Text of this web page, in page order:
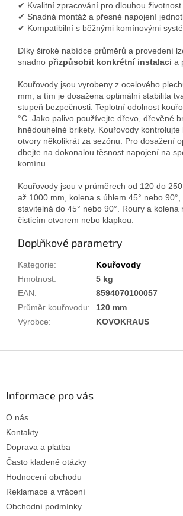
✔ Kvalitní zpracování pro dlouhou životnost
✔ Snadná montáž a přesné napojení
✔ Kompatibilní s běžnými komínovými
Díky široké nabídce průměrů a provedení
snadno přizpůsobit konkrétní instalaci a
Kouřovody jsou vyrobeny z ocelového
mm, a tím je dosažena optimální stabilita
stupeň bezpečnosti. Teplotní odolnost
°C. Jako palivo používejte dřevo, dřevěné
hnědouhelné brikety. Kouřovody
otvory několikrát za sezónu. Pro dosažení
dbejte na dokonalou těsnost napojení na
komínu.
Kouřovody jsou v průměrech od 120 do
až 1000 mm, kolena s úhlem 45° nebo 90°,
stavitelná do 45° nebo 90°. Roury a kolena
čisticím otvorem nebo klapkou.
Doplňkové parametry
Kategorie:
Kouřovody
Hmotnost:
5 kg
EAN:
8594070100057
Průměr kouřovodu:
120 mm
Výrobce: KOVOKRAUS
Informace pro vás
O nás
Kontakty
Doprava a platba
Často kladené otázky
Hodnocení obchodu
Reklamace a vrácení
Obchodní podmínky